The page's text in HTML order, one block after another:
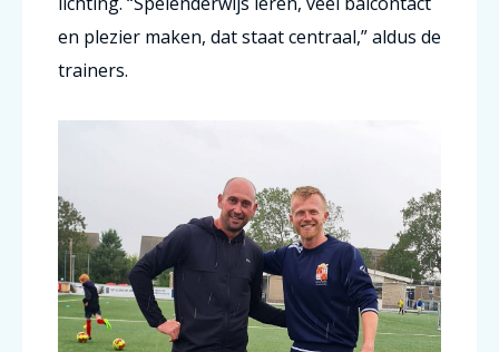
en plezier maken, dat staat centraal,” aldus de
trainers.